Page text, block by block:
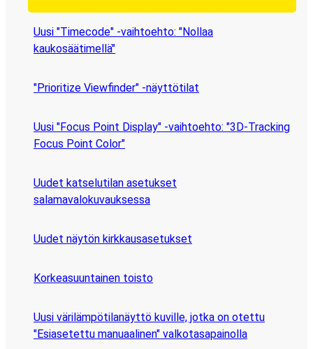
Uusi "Timecode" -vaihtoehto: "Nollaa
kaukosäätimellä"
"Prioritize Viewfinder" -näyttötilat
Uusi "Focus Point Display" -vaihtoehto: "3D-Tracking
Focus Point Color"
Uudet katselutilan asetukset
salamavalokuvauksessa
Uudet näytön kirkkausasetukset
Korkeasuuntainen toisto
Uusi värilämpötilanäyttö kuville, jotka on otettu
"Esiasetettu manuaalinen" valkotasapainolla